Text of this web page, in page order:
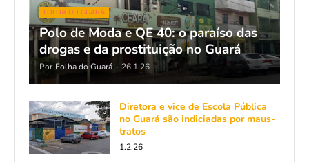
FOLHA DO GUARÁ
Polo de Moda e QE 40: o paraíso das
drogas e da prostituição no Guará
Por Folha do Guará - 26.1.26
Diretora e vice de Escola Pública
no Guará são indiciadas por maus-
tratos
1.2.26